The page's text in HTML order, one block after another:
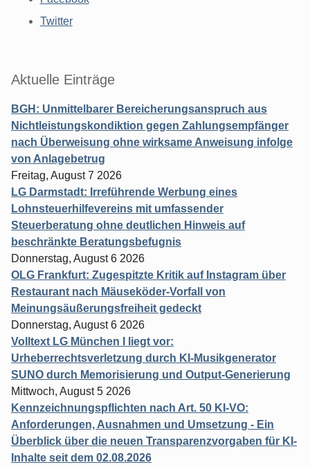
Twitter
Aktuelle Einträge
BGH: Unmittelbarer Bereicherungsanspruch aus
Nichtleistungskondiktion gegen Zahlungsempfänger
nach Überweisung ohne wirksame Anweisung infolge
von Anlagebetrug
Freitag, August 7 2026
LG Darmstadt: Irreführende Werbung eines
Lohnsteuerhilfevereins mit umfassender
Steuerberatung ohne deutlichen Hinweis auf
beschränkte Beratungsbefugnis
Donnerstag, August 6 2026
OLG Frankfurt: Zugespitzte Kritik auf Instagram über
Restaurant nach Mäuseköder-Vorfall von
Meinungsäußerungsfreiheit gedeckt
Donnerstag, August 6 2026
Volltext LG München I liegt vor:
Urheberrechtsverletzung durch KI-Musikgenerator
SUNO durch Memorisierung und Output-Generierung
Mittwoch, August 5 2026
Kennzeichnungspflichten nach Art. 50 KI-VO:
Anforderungen, Ausnahmen und Umsetzung - Ein
Überblick über die neuen Transparenzvorgaben für KI-
Inhalte seit dem 02.08.2026